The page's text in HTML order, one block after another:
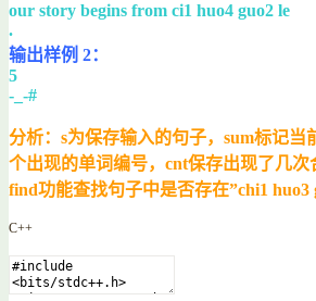
our story begins from ci1 huo4 guo2 le
.
输出样例 2：
5
-_-#
分析：s为保存输入的句子，sum标记当
个出现的单词编号，cnt保存出现了几
find功能查找句子中是否存在”chi1 huo3
C++